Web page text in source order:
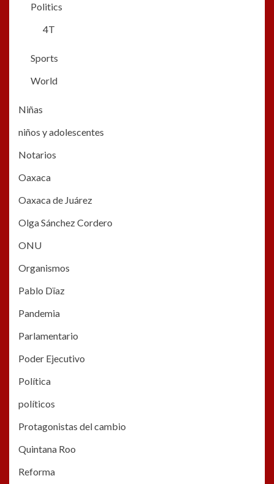
Politics
4T
Sports
World
Niñas
niños y adolescentes
Notarios
Oaxaca
Oaxaca de Juárez
Olga Sánchez Cordero
ONU
Organismos
Pablo Dïaz
Pandemia
Parlamentario
Poder Ejecutivo
Política
políticos
Protagonistas del cambio
Quintana Roo
Reforma